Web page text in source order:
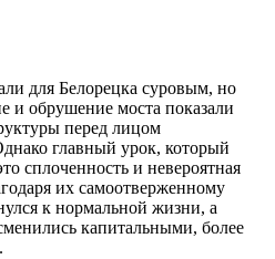
для Белорецка суровым, но
обрушение моста показали
перед лицом
главный урок, который
сплоченность и невероятная
их самоотверженному
к нормальной жизни, а
капитальными, более